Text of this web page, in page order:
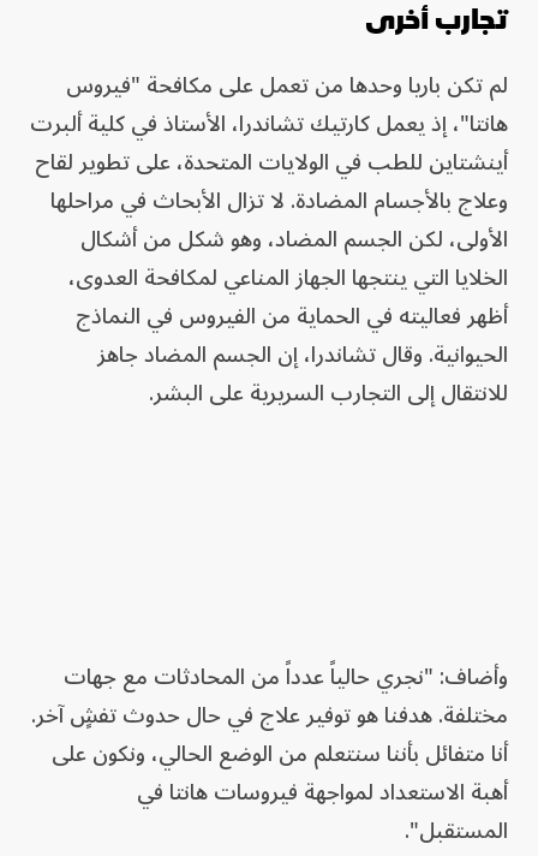
تجارب أخرى
لم تكن باريا وحدها من تعمل على مكافحة "فيروس
هانتا"، إذ يعمل كارتيك تشاندرا، الأستاذ في كلية ألبرت
أينشتاين للطب في الولايات المتحدة، على تطوير لقاح
وعلاج بالأجسام المضادة. لا تزال الأبحاث في مراحلها
الأولى، لكن الجسم المضاد، وهو شكل من أشكال
الخلايا التي ينتجها الجهاز المناعي لمكافحة العدوى،
أظهر فعاليته في الحماية من الفيروس في النماذج
الحيوانية. وقال تشاندرا، إن الجسم المضاد جاهز
للانتقال إلى التجارب السريرية على البشر.
وأضاف: "نجري حالياً عدداً من المحادثات مع جهات
مختلفة. هدفنا هو توفير علاج في حال حدوث تفشٍ آخر.
أنا متفائل بأننا سنتعلم من الوضع الحالي، ونكون على
أهبة الاستعداد لمواجهة فيروسات هانتا في
المستقبل".